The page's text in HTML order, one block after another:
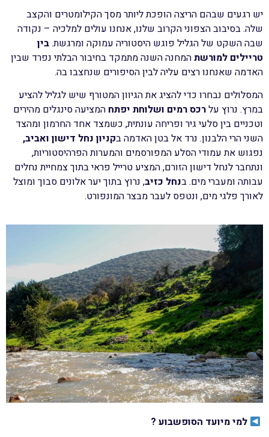
יש רגעים שבהם הריצה הופכת ליותר מסך הקילומטרים והקצב
שלה. בסיבוב הצפוני הקרוב שלנו, אנחנו עולים למלכיה – נקודה
שבה השקט של הגליל פוגש היסטוריה עמוקה ומרגשת.בין
טריילים למורשתהמחנה השנה מתמקד בחיבור הבלתי נפרד שבין
האדמה שאנחנו רצים עליה לבין הסיפורים שנחצבו בה.
המסלולים נבחרו כדי להציג את הגיוון המטורף שיש לגליל להציע
במרץ. נרוץ עלרכס רמים ושלוחת יפתח המציעה סינגלים מהירים
וטכניים בין סלעי גיר ופריחה עונתית, כשמצד אחד החרמון ומהצד
השני הרי הלבנון. נרד אל בטן האדמה בקניון נחל דישון ואביב,
נפגוש את עמודי הסלע המפורסמים והמערות הפרהיסטוריות,
ונתחבר לנחל דישון הזורם, המציע טרייל פראי בתוך צמחיית נחלים
עבותה ומעברי מים. בנחל כזיב, נרוץ בתוך יער אלונים סבוך ומוצל
לאורך פלגי מים, ונטפס לעבר מבצר המונפורט.
למי מיועד הסופשבוע ?